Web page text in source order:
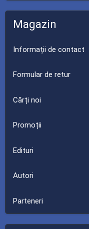
Magazin
Informații de contact
Formular de retur
Cărți noi
Promoții
Edituri
Autori
Parteneri